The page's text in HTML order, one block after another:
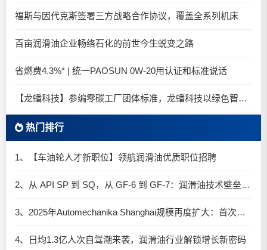
福斯与因代克斯签署三方战略合作协议，覆盖全系列机床
百亩润滑油企业畅络石化的前世今生蜕变之路
省燃费4.3%* | 统一PAOSUN 0W-20用认证和标准说话
【龙蟠科技】参编零碳工厂团体标准，龙蟠科技以绿色智造锚定零碳未来
热门排行
1、【车油轮人才新职位】领航润滑油优质职位招聘
2、从 API SP 到 SQ，从 GF-6 到 GF-7：润滑油技术壁垒再升高，你准备好了吗？
3、2025年Automechanika Shanghai规模再度扩大：首次启用国家会展中心（上海）全部15个展馆
4、日均1.3亿人次自驾潮来袭，润滑油行业解锁增长新密码​